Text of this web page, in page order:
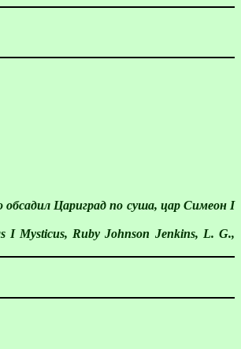
Цариград по суша, цар Симеон І
I Mysticus, Ruby Johnson Jenkins, L. G.,